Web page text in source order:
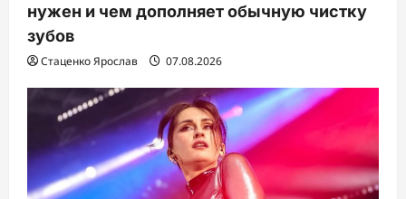
нужен и чем дополняет обычную чистку
зубов
Стаценко Ярослав 07.08.2026